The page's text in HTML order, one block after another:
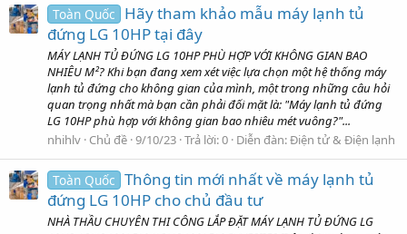
Toàn Quốc
Hãy tham khảo mẫu máy lạnh tủ
đứng LG 10HP tại đây
MÁY LẠNH TỦ ĐỨNG LG 10HP PHÙ HỢP VỚI KHÔNG GIAN BAO
NHIÊU M²? Khi bạn đang xem xét việc lựa chọn một hệ thống máy
lạnh tủ đứng cho không gian của mình, một trong những câu hỏi
quan trọng nhất mà bạn cần phải đối mặt là: "Máy lạnh tủ đứng
LG 10HP phù hợp với không gian bao nhiêu mét vuông?"...
nhihlv Chủ đề 9/10/23 Trả lời: 0 Diễn đàn:Điện tử & Điện lạnh
Toàn Quốc Thông tin mới nhất về máy lạnh tủ
đứng LG 10HP cho chủ đầu tư
NHÀ THẦU CHUYÊN THI CÔNG LẮP ĐẶT MÁY LẠNH TỦ ĐỨNG LG